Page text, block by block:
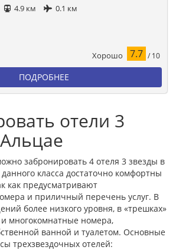
4.9 км
0.1 км
Хорошо 7.7 / 10
ПОДРОБНЕЕ
отели 3
забронировать 4 отеля 3 звезды в
класса достаточно комфортны
как предусматривают
и приличный перечень услуг. В
более низкого уровня, в «трешках»
многокомнатные номера,
ванной и туалетом. Основные
трехзвездочных отелей: